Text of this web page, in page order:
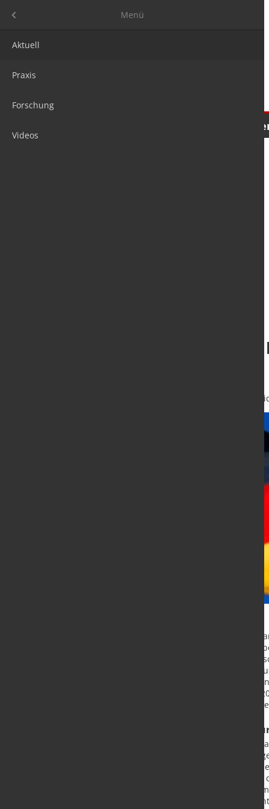
EU-
von Hubert
Für das Jahr 2024 wird in
gerechnet. Die hohe
Handelsaussichten haben sich
Industriegütern abschwächte. In
getrieben durch steigende
% im Jahr 2025 und 1,3 % im
zurückgehen und die
Das Wirtschaftswachstum
Die deutsche Wirtschaft sieht
Halbjahr schrumpfte er um 0,2 %
schwache Nachfrage nach
hoher Unsicherheit wirkte sich
Bauwirtschaft durch
gezogen. Bei tiefläufiger
Menü
Aktuell
Praxis
Forschung
Videos